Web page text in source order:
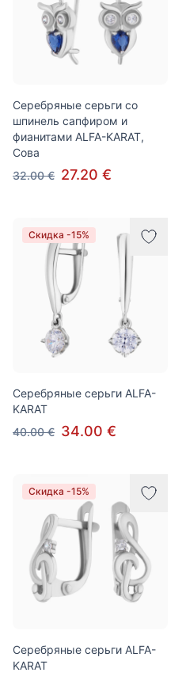
Серебряные серьги со
шпинель сапфиром и
фианитами ALFA-KARAT,
Сова
32.00 € 27.20 €
Скидка -15%
Серебряные серьги ALFA-
KARAT
40.00 € 34.00 €
Скидка -15%
Серебряные серьги ALFA-
KARAT